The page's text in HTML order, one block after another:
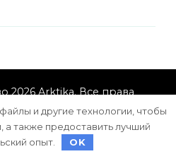
2026Arktika. Все права
Blossom Themes.
наWordPress
и другие технологии, чтобы
а также предоставить лучший
опыт.
OK